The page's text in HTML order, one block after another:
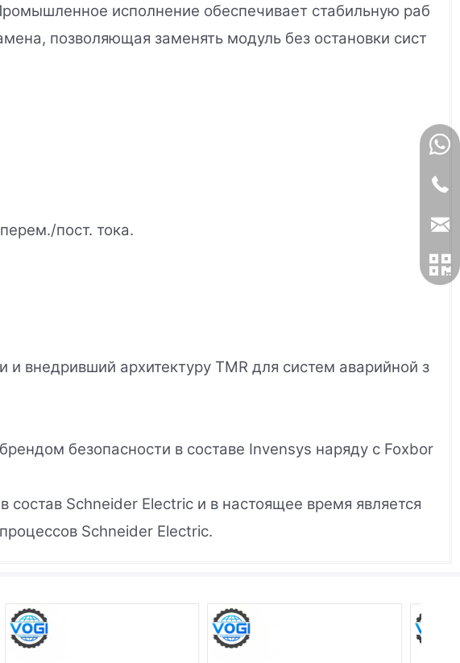
исполнение обеспечивает стабильную раб
позволяющая заменять модуль без остановки сист
пост. тока.
внедривший архитектуру TMR для систем аварийной з
безопасности в составе Invensys наряду с Foxbor
Schneider Electric и в настоящее время является
Schneider Electric.